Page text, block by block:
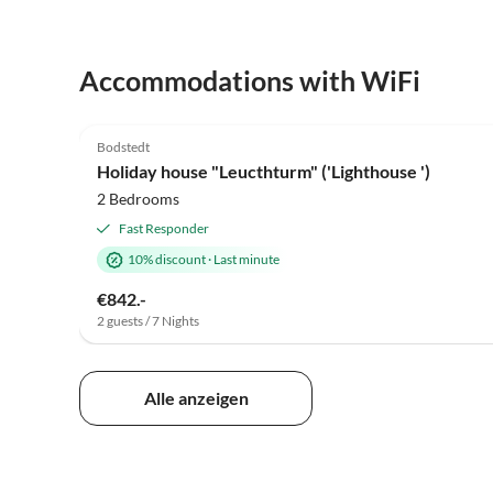
Accommodations with WiFi
Bodstedt
Holiday house "Leucthturm" ('Lighthouse ')
2 Bedrooms
Fast Responder
10% discount· Last minute
€842.-
2 guests / 7 Nights
Alle anzeigen